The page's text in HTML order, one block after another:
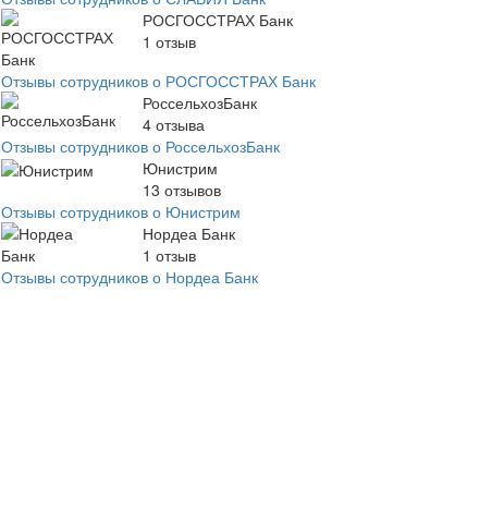
РОСГОССТРАХ Банк
1 отзыв
Отзывы сотрудников о РОСГОССТРАХ Банк
РоссельхозБанк
4 отзыва
Отзывы сотрудников о РоссельхозБанк
Юнистрим
13 отзывов
Отзывы сотрудников о Юнистрим
Нордеа Банк
1 отзыв
Отзывы сотрудников о Нордеа Банк